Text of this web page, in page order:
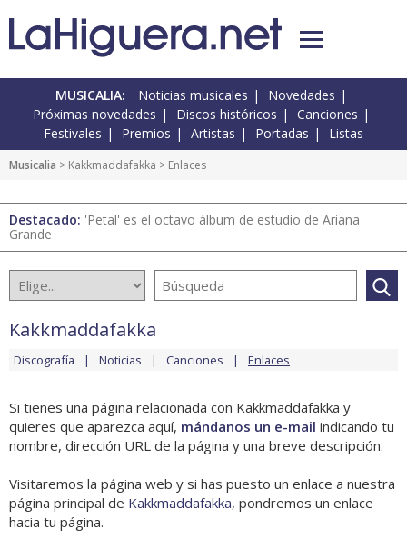
MUSICALIA: Noticias musicales
Novedades
Próximas novedades
Discos históricos
Canciones
Festivales
Premios Artistas Portadas Listas
Musicalia > Kakkmaddafakka > Enlaces
Destacado: 'Petal' es el octavo álbum de estudio de Ariana
Grande
Kakkmaddafakka
Discografía Noticias Canciones Enlaces
Si tienes una página relacionada con Kakkmaddafakka y
quieres que aparezca aquí, mándanos un e-mail indicando tu
nombre, dirección URL de la página y una breve descripción.
Visitaremos la página web y si has puesto un enlace a nuestra
página principal de Kakkmaddafakka, pondremos un enlace
hacia tu página.